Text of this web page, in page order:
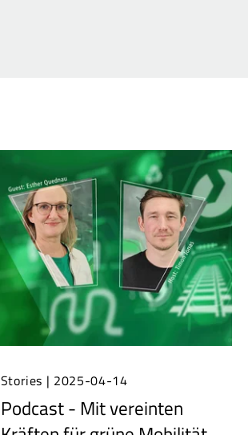
Stories | 2025-04-14
Podcast - Mit vereinten